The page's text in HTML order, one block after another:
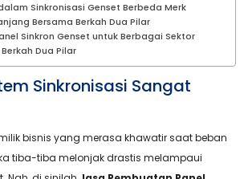
Sinkronisasi Genset Berbeda Merk
Bersama Berkah Dua Pilar
Sinkron Genset untuk Berbagai Sektor
Dua Pilar
Sinkronisasi Sangat
bisnis yang merasa khawatir saat beban
tiba-tiba melonjak drastis melampaui